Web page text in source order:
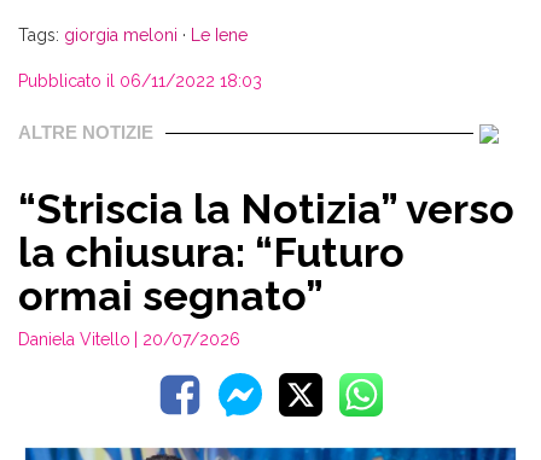
Tags: giorgia meloni · Le Iene
Pubblicato il 06/11/2022 18:03
ALTRE NOTIZIE
“Striscia la Notizia” verso
la chiusura: “Futuro
ormai segnato”
Daniela Vitello | 20/07/2026